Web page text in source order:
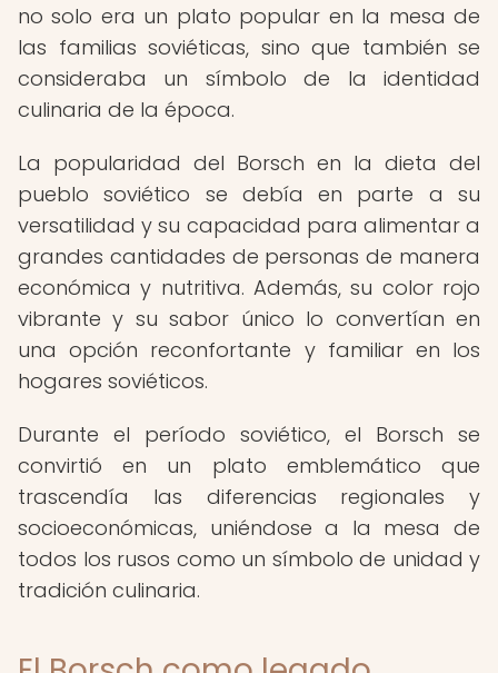
no solo era un plato popular en la mesa de
las familias soviéticas, sino que también se
consideraba un símbolo de la identidad
culinaria de la época.
La popularidad del Borsch en la dieta del
pueblo soviético se debía en parte a su
versatilidad y su capacidad para alimentar a
grandes cantidades de personas de manera
económica y nutritiva. Además, su color rojo
vibrante y su sabor único lo convertían en
una opción reconfortante y familiar en los
hogares soviéticos.
Durante el período soviético, el Borsch se
convirtió en un plato emblemático que
trascendía las diferencias regionales y
socioeconómicas, uniéndose a la mesa de
todos los rusos como un símbolo de unidad y
tradición culinaria.